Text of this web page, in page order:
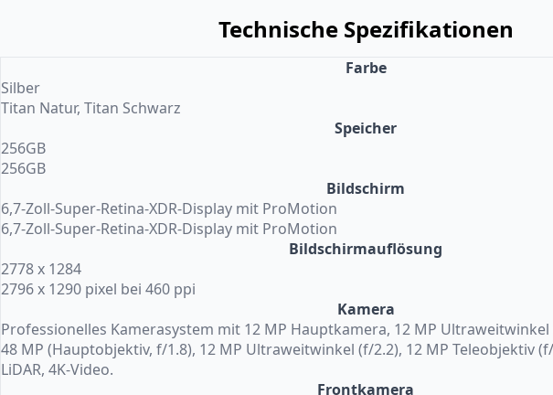
Technische Spezifikationen
Farbe
Silber
Titan Natur, Titan Schwarz
Speicher
256GB
256GB
Bildschirm
6,7-Zoll-Super-Retina-XDR-Display mit ProMotion
6,7-Zoll-Super-Retina-XDR-Display mit ProMotion
Bildschirmauflösung
2778 x 1284
2796 x 1290 pixel bei 460 ppi
Kamera
Professionelles Kamerasystem mit 12 MP Hauptkamera, 12 MP
48 MP (Hauptobjektiv, f/1.8), 12 MP Ultraweitwinkel (f/2.2), 12 MP Teleobjektiv
LiDAR, 4K-Video.
Frontkamera